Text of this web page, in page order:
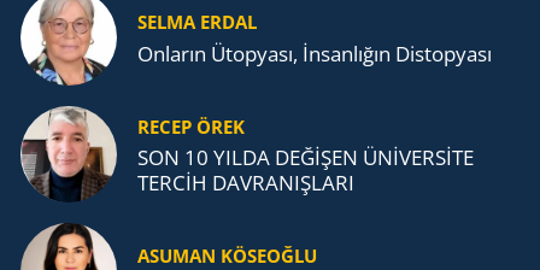
SELMA ERDAL
Onların Ütopyası, İnsanlığın Distopyası
RECEP ÖREK
SON 10 YILDA DEĞİŞEN ÜNİVERSİTE
TERCİH DAVRANIŞLARI
ASUMAN KÖSEOĞLU